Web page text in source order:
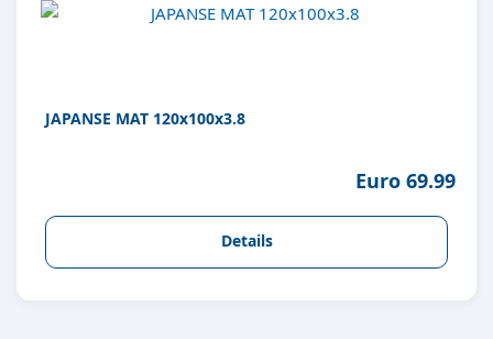
JAPANSE MAT 120x100x3.8
Euro 69.99
Details